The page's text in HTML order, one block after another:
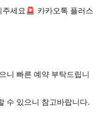
세요🚨 카카오톡 플러스
니 빠른 예약 부탁드립니
수 있으니 참고바랍니다.